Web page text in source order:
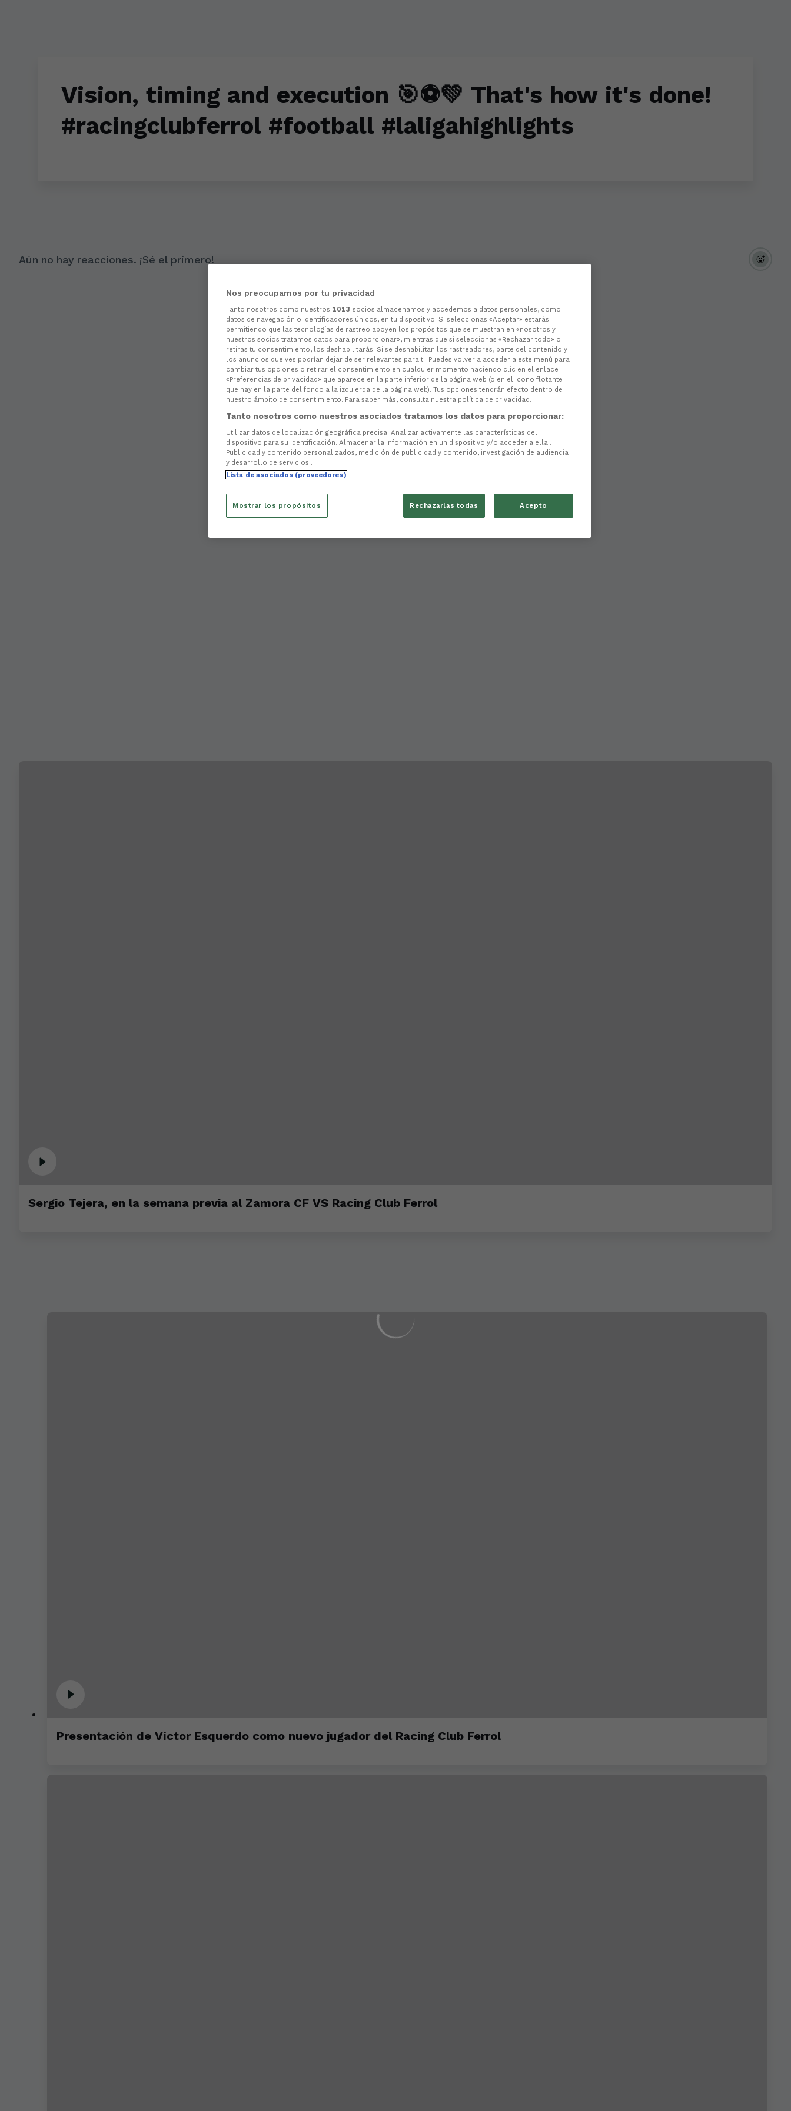
Vision, timing and execution 🎯⚽💚 That's how it's done!
#racingclubferrol #football #laligahighlights
Aún no hay reacciones. ¡Sé el primero!
Sergio Tejera, en la semana previa al Zamora CF VS Racing Club Ferrol
Presentación de Víctor Esquerdo como nuevo jugador del Racing Club Ferrol
Nos preocupamos por tu privacidad
Tanto nosotros como nuestros 1013 socios almacenamos y accedemos a datos personales, como
datos de navegación o identificadores únicos, en tu dispositivo. Si seleccionas «Aceptar» estarás
permitiendo que las tecnologías de rastreo apoyen los propósitos que se muestran en «nosotros y
nuestros socios tratamos datos para proporcionar», mientras que si seleccionas «Rechazar todo» o
retiras tu consentimiento, los deshabilitarás. Si se deshabilitan los rastreadores, parte del contenido y
los anuncios que ves podrían dejar de ser relevantes para ti. Puedes volver a acceder a este menú para
cambiar tus opciones o retirar el consentimiento en cualquier momento haciendo clic en el enlace
«Preferencias de privacidad» que aparece en la parte inferior de la página web (o en el icono flotante
que hay en la parte del fondo a la izquierda de la página web). Tus opciones tendrán efecto dentro de
nuestro ámbito de consentimiento. Para saber más, consulta nuestra política de privacidad.
Tanto nosotros como nuestros asociados tratamos los datos para proporcionar:
Utilizar datos de localización geográfica precisa. Analizar activamente las características del
dispositivo para su identificación. Almacenar la información en un dispositivo y/o acceder a ella .
Publicidad y contenido personalizados, medición de publicidad y contenido, investigación de audiencia
y desarrollo de servicios .
Lista de asociados (proveedores)
Rechazarlas todas Acepto
Mostrar los propósitos